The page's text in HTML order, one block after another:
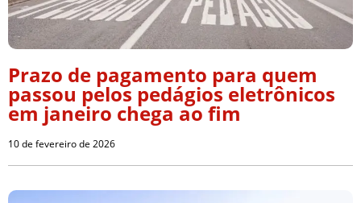
Prazo de pagamento para quem
passou pelos pedágios eletrônicos
em janeiro chega ao fim
10 de fevereiro de 2026